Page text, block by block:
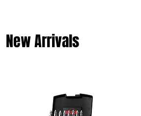
New Arrivals